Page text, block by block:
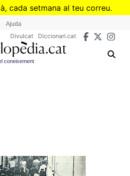
Vés
cada setmana al teu correu.
al butlletí de Divulcat
Ajuda
Divulcat Diccionari.cat
coneixement